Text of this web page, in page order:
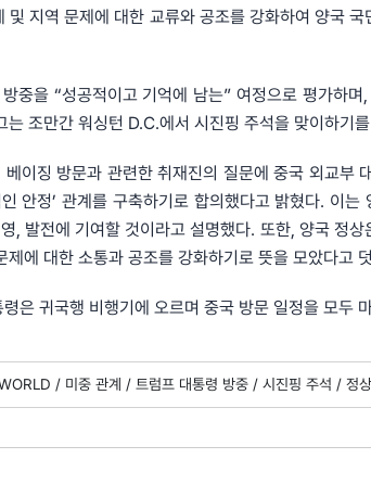
및 지역 문제에 대한 교류와 공조를 강화하여 양국
중을 “성공적이고 기억에 남는” 여정으로 평가하
는 조만간 워싱턴 D.C.에서 시진핑 주석을 맞이하기
이징 방문과 관련한 취재진의 질문에 중국 외교부
안정’ 관계를 구축하기로 합의했다고 밝혔다. 이
, 발전에 기여할 것이라고 설명했다. 또한, 양국 정
제에 대한 소통과 공조를 강화하기로 뜻을 모았다고
은 귀국행 비행기에 오르며 중국 방문 일정을 모두
/ 미중 관계 / 트럼프 대통령 방중 / 시진핑 주석 / 정